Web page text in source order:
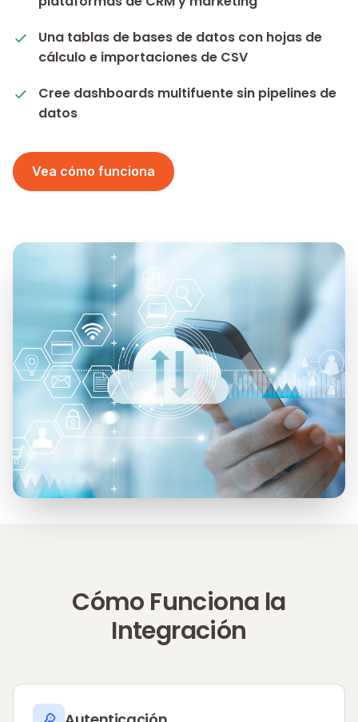
Una tablas de bases de datos con hojas de
cálculo e importaciones de CSV
Cree dashboards multifuente sin pipelines de
datos
Vea cómo funciona
Cómo Funciona la
Integración